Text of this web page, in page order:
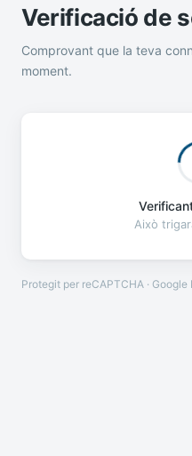
Verificació de
Comprovant que la teva
moment.
Això
Protegit per reCAPTCHA · Google